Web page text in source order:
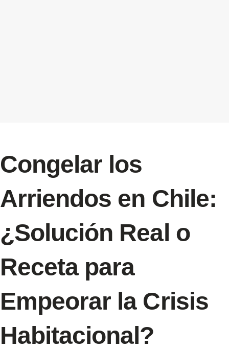
Congelar los
Arriendos en Chile:
¿Solución Real o
Receta para
Empeorar la Crisis
Habitacional?